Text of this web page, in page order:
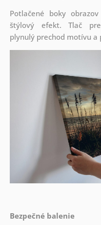
Potlačené boky
štýlový efekt. Tlač
plynulý prechod motívu a
Bezpečné balenie